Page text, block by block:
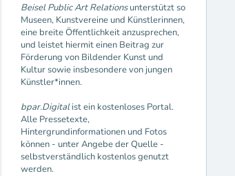
Beisel Public Art Relationsunterstützt so
Museen, Kunstvereine und Künstlerinnen,
eine breite Öffentlichkeit anzusprechen,
und leistet hiermit einen Beitrag zur
Förderung von Bildender Kunst und
Kultur sowie insbesondere von jungen
Künstler*innen.
bpar.Digitalist ein kostenloses Portal.
Alle Pressetexte,
Hintergrundinformationen und Fotos
können - unter Angebe der Quelle -
selbstverständlich kostenlos genutzt
werden.